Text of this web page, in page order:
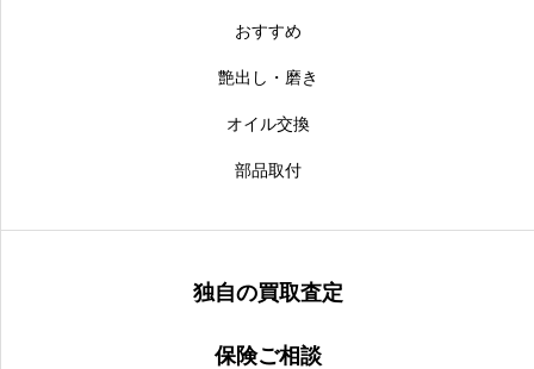
おすすめ
艶出し・磨き
オイル交換
部品取付
独自の買取査定
保険ご相談